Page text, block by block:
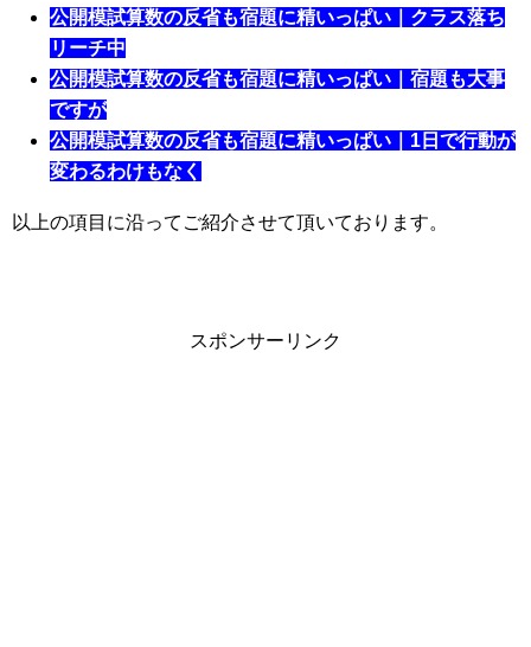
公開模試算数の反省も宿題に精いっぱい｜クラス落ち
リーチ中
公開模試算数の反省も宿題に精いっぱい｜宿題も大事
ですが
公開模試算数の反省も宿題に精いっぱい｜1日で行動が
変わるわけもなく
以上の項目に沿ってご紹介させて頂いております。
スポンサーリンク